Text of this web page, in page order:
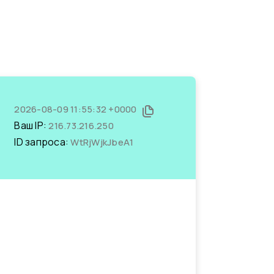
2026-08-09 11:55:32 +0000
Ваш IP:216.73.216.250
ID запроса:WtRjWjkJbeA1